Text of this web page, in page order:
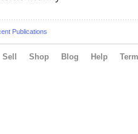
Publications
Sell Shop Blog Help